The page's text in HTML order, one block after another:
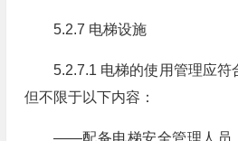
5.2.7 电梯设施
5.2.7.1 电梯的使用管理应符
但不限于以下内容：
——配备电梯安全管理人员